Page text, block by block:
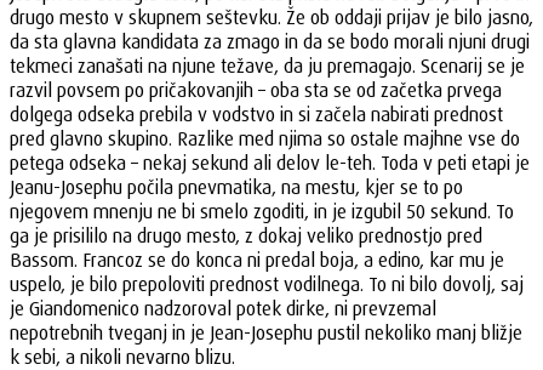
drugo mesto v skupnem seštevku. Že ob oddaji prijav je bilo jasno,
da sta glavna kandidata za zmago in da se bodo morali njuni drugi
tekmeci zanašati na njune težave, da ju premagajo. Scenarij se je
razvil povsem po pričakovanjih – oba sta se od začetka prvega
dolgega odseka prebila v vodstvo in si začela nabirati prednost
pred glavno skupino. Razlike med njima so ostale majhne vse do
petega odseka – nekaj sekund ali delov le-teh. Toda v peti etapi je
Jeanu-Josephu počila pnevmatika, na mestu, kjer se to po
njegovem mnenju ne bi smelo zgoditi, in je izgubil 50 sekund. To
ga je prisililo na drugo mesto, z dokaj veliko prednostjo pred
Bassom. Francoz se do konca ni predal boja, a edino, kar mu je
uspelo, je bilo prepoloviti prednost vodilnega. To ni bilo dovolj, saj
je Giandomenico nadzoroval potek dirke, ni prevzemal
nepotrebnih tveganj in je Jean-Josephu pustil nekoliko manj bližje
k sebi, a nikoli nevarno blizu.